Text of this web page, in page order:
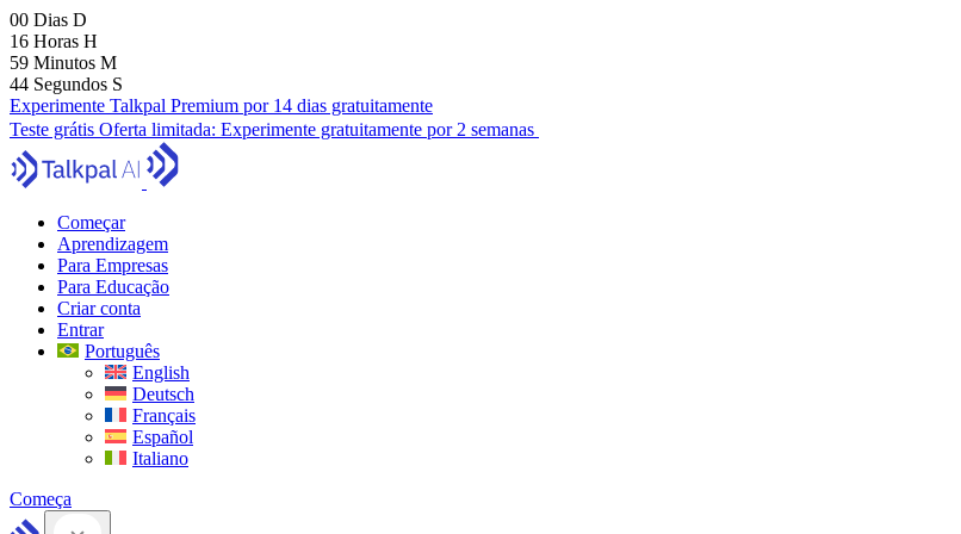
00 Dias D
16 Horas H
59 Minutos M
43 Segundos S
Experimente Talkpal Premium por 14 dias gratuitamente
Teste grátis Oferta limitada: Experimente gratuitamente por 2 semanas
Começar
Aprendizagem
Para Empresas
Para Educação
Criar conta
Entrar
Português
English
Deutsch
Français
Español
Italiano
Começa